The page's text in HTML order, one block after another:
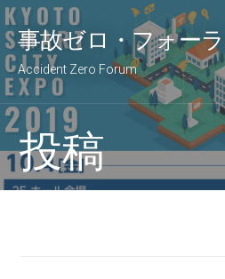
コ
ン
テ
ン
ツ
へ
事故ゼロ・フォー
Accident Zero Forum
投稿